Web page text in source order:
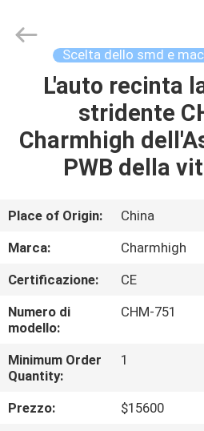
CASA
PRODOTTI
SU
NOI
ALLA
FABBRICA
CHARMHIGH
TECHNOLOGY Scelta dello smd e
L'auto recinta
stridente
Charmhigh
PWB della
Place of Origin:
China
Marca:
Charmhigh
Certificazione:
CE
Numero di
modello:
CHM-751
Minimum Order
Quantity:
1
Prezzo:
$15600